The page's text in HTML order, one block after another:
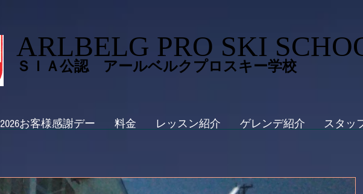
ARLBELG PRO SKI
ＳＩＡ公認 アールベルクプロスキー学校
2026お客様感謝デー 料金 レッスン紹介 ゲレンデ紹介 スタッ